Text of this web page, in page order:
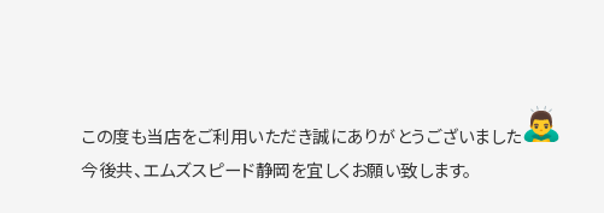
この度も当店をご利用いただき誠にありがとうございました
今後共、エムズスピード静岡を宜しくお願い致します。